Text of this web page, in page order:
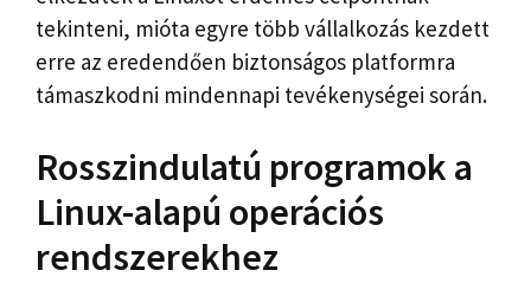
tekinteni, mióta egyre több vállalkozás kezdett
erre az eredendően biztonságos platformra
támaszkodni mindennapi tevékenységei során.
Rosszindulatú programok a
Linux-alapú operációs
rendszerekhez